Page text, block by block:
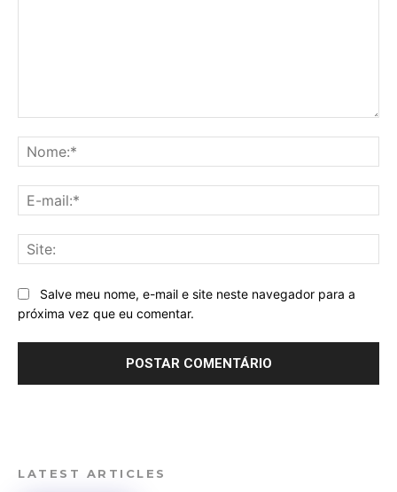
Salve meu nome, e-mail e site neste navegador para a
próxima vez que eu comentar.
LATEST ARTICLES